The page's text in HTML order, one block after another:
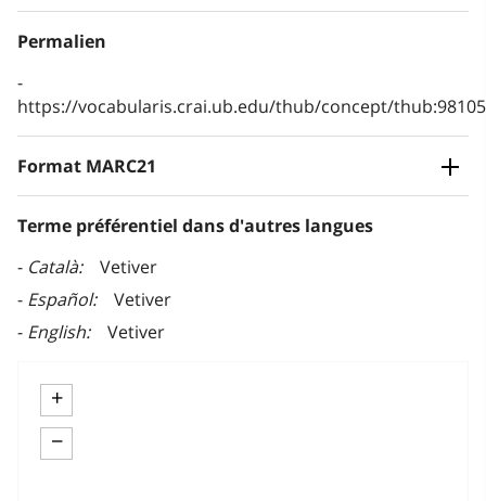
Permalien
https://vocabularis.crai.ub.edu/thub/concept/
Format MARC21
Terme préférentiel dans d'autres langues
Català
Vetiver
Español
Vetiver
English
Vetiver
+
−